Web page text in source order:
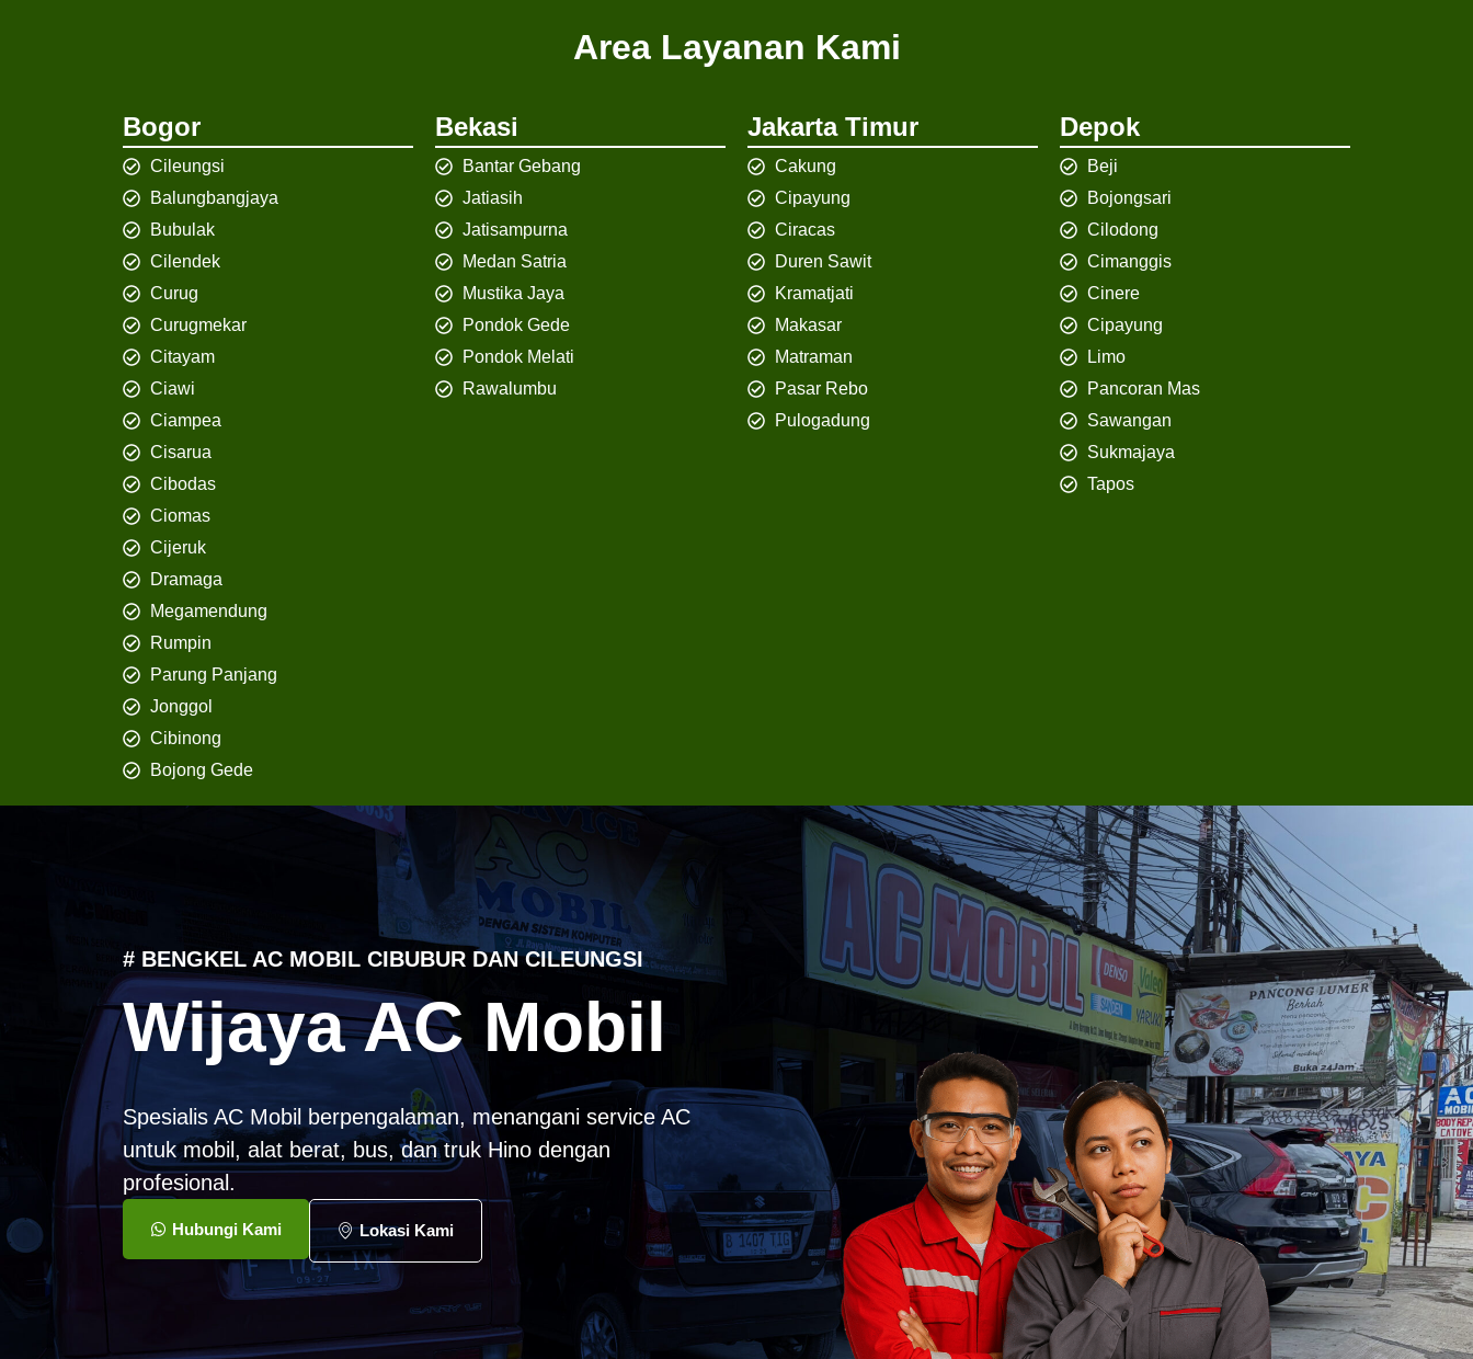
Area Layanan Kami
Bogor
Cileungsi
Balungbangjaya
Bubulak
Cilendek
Curug
Curugmekar
Citayam
Ciawi
Ciampea
Cisarua
Cibodas
Ciomas
Cijeruk
Dramaga
Megamendung
Rumpin
Parung Panjang
Jonggol
Cibinong
Bojong Gede
Bekasi
Bantar Gebang
Jatiasih
Jatisampurna
Medan Satria
Mustika Jaya
Pondok Gede
Pondok Melati
Rawalumbu
Jakarta Timur
Cakung
Cipayung
Ciracas
Duren Sawit
Kramatjati
Makasar
Matraman
Pasar Rebo
Pulogadung
Depok
Beji
Bojongsari
Cilodong
Cimanggis
Cinere
Cipayung
Limo
Pancoran Mas
Sawangan
Sukmajaya
Tapos
# BENGKEL AC MOBIL CIBUBUR DAN CILEUNGSI
Wijaya AC Mobil
Spesialis AC Mobil berpengalaman, menangani service AC
untuk mobil, alat berat, bus, dan truk Hino dengan
profesional.
Hubungi Kami Lokasi Kami